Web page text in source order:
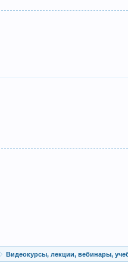
Видеокурсы, лекции, вебинары,